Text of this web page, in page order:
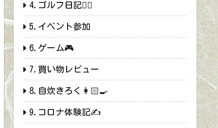
4.ゴルフ日記🏌️‍♂️
5.イベント参加
6.ゲーム🎮
7.買い物レビュー
8.自炊きろく👩🏻‍🍳
9.コロナ体験記✍